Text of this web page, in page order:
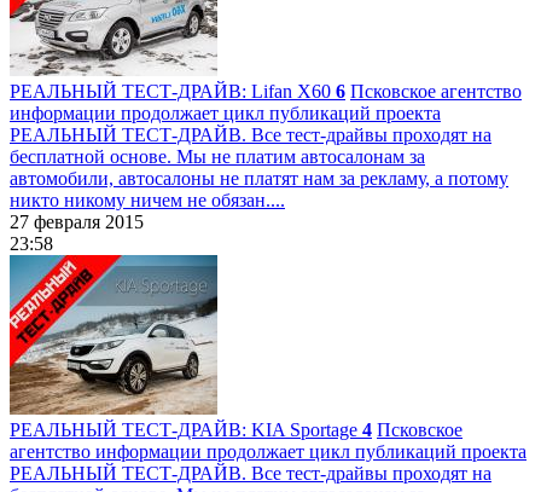
РЕАЛЬНЫЙ ТЕСТ-ДРАЙВ: Lifan X60 6 Псковское агентство
информации продолжает цикл публикаций проекта
РЕАЛЬНЫЙ ТЕСТ-ДРАЙВ. Все тест-драйвы проходят на
бесплатной основе. Мы не платим автосалонам за
автомобили, автосалоны не платят нам за рекламу, а потому
никто никому ничем не обязан....
27 февраля 2015
23:58
РЕАЛЬНЫЙ ТЕСТ-ДРАЙВ: KIA Sportage 4 Псковское
агентство информации продолжает цикл публикаций проекта
РЕАЛЬНЫЙ ТЕСТ-ДРАЙВ. Все тест-драйвы проходят на